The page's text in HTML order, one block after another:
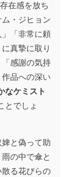
在感を放ち
・ジヒョン
「非常に頼
真摯に取り
感謝の気持
品への深い
なケミスト
とでしょ
と偽って助
の中で傘と
る花びらの